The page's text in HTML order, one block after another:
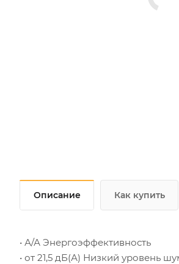
Описание Как купить
• А/А Энергоэффективность
• от 21,5 дБ(А) Низкий уровень